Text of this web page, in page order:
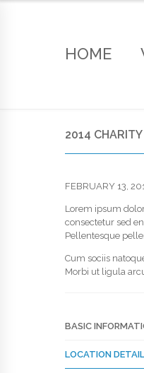
HOME
2014
FEBRUARY 13,
Lorem ipsum
consectetur sed
Pellentesque
Cum sociis
Morbi ut ligula
BASIC
LOCATION